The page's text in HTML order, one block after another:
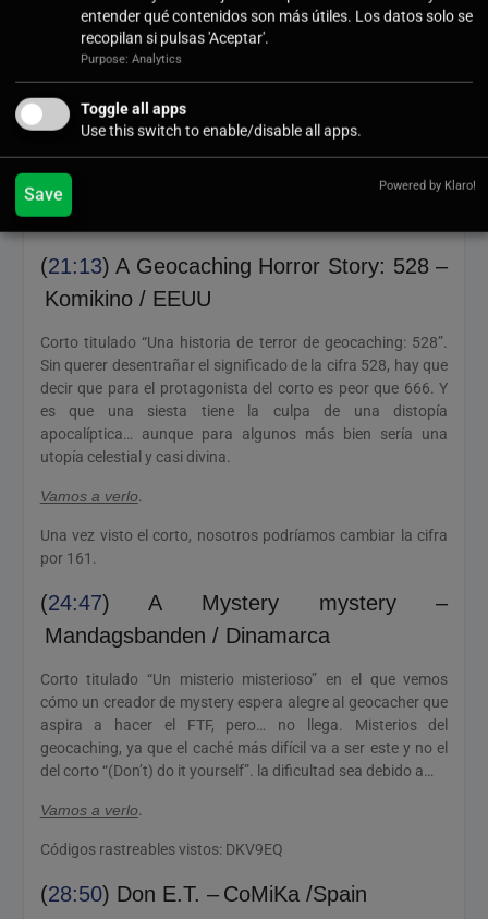
ideas… con este título, ¿cúal creéis que es la trama de la
película?
geocaching extremo y el geocaching mental, ¿os lo creéis?
Porque la verdad, 1 + 1 son todo ¿o no?
Vamos a verlo.
¡Venga contad la verdad!, ¿cuántos logueáis los mysterys a
cambio de…?
(21:13) A Geocaching Horror Story: 528 –
Komikino / EEUU
Corto titulado “Una historia de terror de geocaching: 528”.
Sin querer desentrañar el significado de la cifra 528, hay que
decir que para el protagonista del corto es peor que 666. Y
es que una siesta tiene la culpa de una distopía
apocalíptica… aunque para algunos más bien sería una
utopía celestial y casi divina.
Vamos a verlo.
Una vez visto el corto, nosotros podríamos cambiar la cifra
por 161.
(24:47) A Mystery mystery –
Mandagsbanden / Dinamarca
Corto titulado “Un misterio misterioso” en el que vemos
cómo un creador de mystery espera alegre al geocacher que
aspira a hacer el FTF, pero… no llega. Misterios del
geocaching, ya que el caché más difícil va a ser este y no el
del corto “(Don’t) do it yourself”. la dificultad sea debido a…
Vamos a verlo.
Códigos rastreables vistos: DKV9EQ
(28:50) Don E.T. – CoMiKa /Spain
entender qué contenidos son más útiles. Los datos solo se
recopilan si pulsas 'Aceptar'.
Purpose: Analytics
Toggle all apps
Use this switch to enable/disable all apps.
Save Powered by Klaro!